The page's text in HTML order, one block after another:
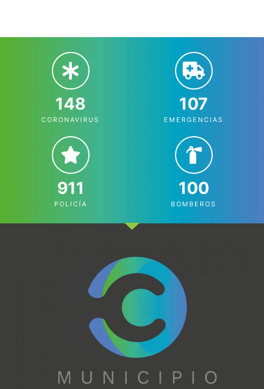
148
CORONAVIRUS
107
EMERGENCIAS
911
POLICÍA
100
BOMBEROS